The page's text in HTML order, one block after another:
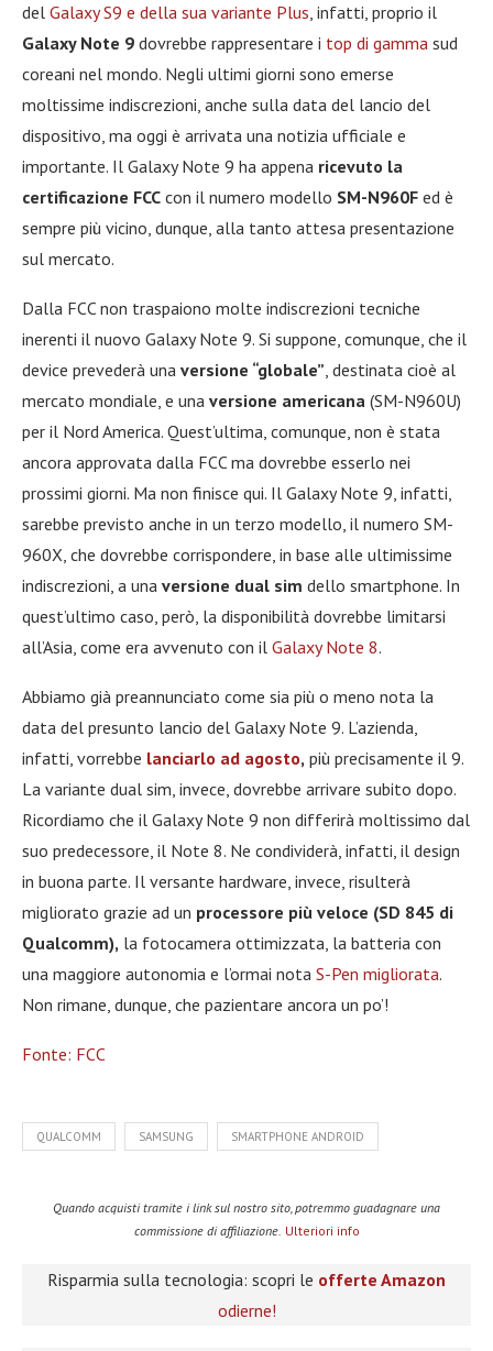
del Galaxy S9 e della sua variante Plus, infatti, proprio il
Galaxy Note 9 dovrebbe rappresentare i top di gamma sud
coreani nel mondo. Negli ultimi giorni sono emerse
moltissime indiscrezioni, anche sulla data del lancio del
dispositivo, ma oggi è arrivata una notizia ufficiale e
importante. Il Galaxy Note 9 ha appena ricevuto la
certificazione FCC con il numero modello SM-N960F ed è
sempre più vicino, dunque, alla tanto attesa presentazione
sul mercato.
Dalla FCC non traspaiono molte indiscrezioni tecniche
inerenti il nuovo Galaxy Note 9. Si suppone, comunque, che il
device prevederà una versione “globale”, destinata cioè al
mercato mondiale, e una versione americana (SM-N960U)
per il Nord America. Quest’ultima, comunque, non è stata
ancora approvata dalla FCC ma dovrebbe esserlo nei
prossimi giorni. Ma non finisce qui. Il Galaxy Note 9, infatti,
sarebbe previsto anche in un terzo modello, il numero SM-
960X, che dovrebbe corrispondere, in base alle ultimissime
indiscrezioni, a una versione dual sim dello smartphone. In
quest’ultimo caso, però, la disponibilità dovrebbe limitarsi
all’Asia, come era avvenuto con il Galaxy Note 8.
Abbiamo già preannunciato come sia più o meno nota la
data del presunto lancio del Galaxy Note 9. L’azienda,
infatti, vorrebbe lanciarlo ad agosto, più precisamente il 9.
La variante dual sim, invece, dovrebbe arrivare subito dopo.
Ricordiamo che il Galaxy Note 9 non differirà moltissimo dal
suo predecessore, il Note 8. Ne condividerà, infatti, il design
in buona parte. Il versante hardware, invece, risulterà
migliorato grazie ad un processore più veloce (SD 845 di
Qualcomm), la fotocamera ottimizzata, la batteria con
una maggiore autonomia e l’ormai nota S-Pen migliorata.
Non rimane, dunque, che pazientare ancora un po’!
Fonte: FCC
QUALCOMM SAMSUNG SMARTPHONE ANDROID
Quando acquisti tramite i link sul nostro sito, potremmo guadagnare una
commissione di affiliazione. Ulteriori info
Risparmia sulla tecnologia: scopri le offerte Amazon
odierne!